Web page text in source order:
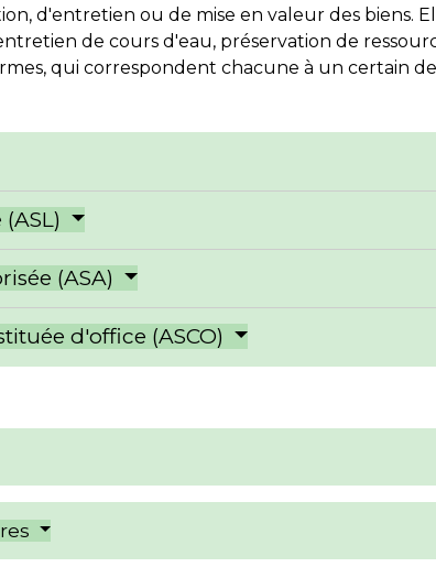
d'entretien ou de mise en valeur des biens.
de cours d'eau, préservation de
qui correspondent chacune à un certain
(ASA)
d'office (ASCO)